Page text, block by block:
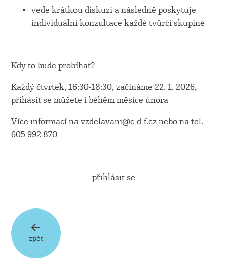
vede krátkou diskuzi a následně poskytuje
individuální konzultace každé tvůrčí skupině
Kdy to bude probíhat?
Každý čtvrtek, 16:30-18:30, začínáme 22. 1. 2026,
přihásit se můžete i běhěm měsíce února
Více informací na vzdelavani@c-d-f.cznebo na tel.
605 992 870
přihlásit se
zpět